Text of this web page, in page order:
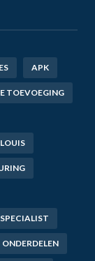
APK
TOEVOEGING
ONDERDELEN